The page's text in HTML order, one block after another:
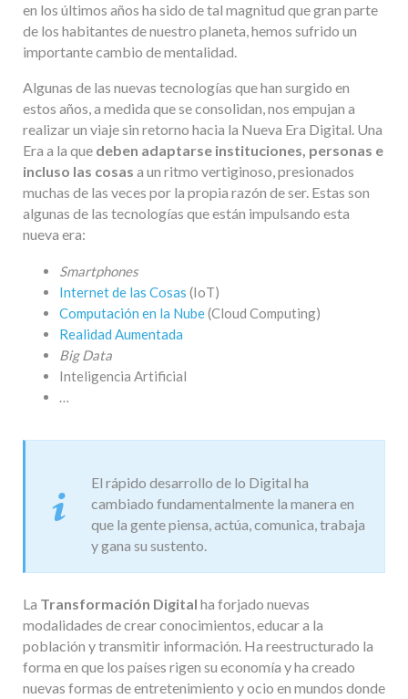
en los últimos años ha sido de tal magnitud que gran parte
de los habitantes de nuestro planeta, hemos sufrido un
importante cambio de mentalidad.
Algunas de las nuevas tecnologías que han surgido en
estos años, a medida que se consolidan, nos empujan a
realizar un viaje sin retorno hacia la Nueva Era Digital. Una
Era a la que deben adaptarse instituciones, personas e
incluso las cosas a un ritmo vertiginoso, presionados
muchas de las veces por la propia razón de ser. Estas son
algunas de las tecnologías que están impulsando esta
nueva era:
Smartphones
Internet de las Cosas (IoT)
Computación en la Nube(Cloud Computing)
Realidad Aumentada
Big Data
Inteligencia Artificial
…
El rápido desarrollo de lo Digital ha
cambiado fundamentalmente la manera en
que la gente piensa, actúa, comunica, trabaja
y gana su sustento.
La Transformación Digital ha forjado nuevas
modalidades de crear conocimientos, educar a la
población y transmitir información. Ha reestructurado la
forma en que los países rigen su economía y ha creado
nuevas formas de entretenimiento y ocio en mundos donde